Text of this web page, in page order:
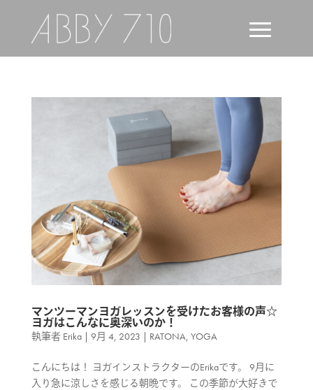
マンツーマンヨガレッスンを受けたお客様の声☆
ヨガはこんなに奥深いのか！
執筆者 Erika| 9月 4, 2023 | RATONA, YOGA
こんにちは！ ヨガインストラクターのErikaです。 9月に
入り急に涼しさを感じる朝晩です。 この季節が大好きで